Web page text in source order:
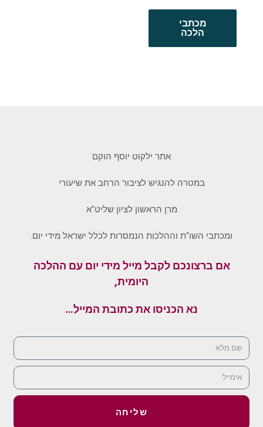
מכתבי
הלכה
אתר ילקוט יוסף הוקם
במטרה להנגיש לציבור הרחב את שיעורי
מרן הראשון לציון שליט"א
ומכתבי השו"ת וההלכות הנמסרות לכלל ישראל מידי יום.
אם ברצונכם לקבל מייל מידי יום עם ההלכה
היומית,
נא הכניסו את כתובת המייל…
שליחה